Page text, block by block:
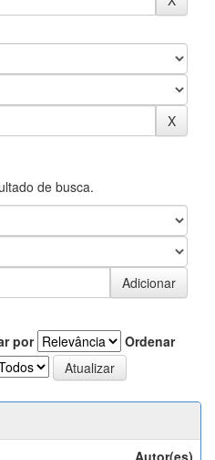
de busca.
por
Ordenar
Autor(es)